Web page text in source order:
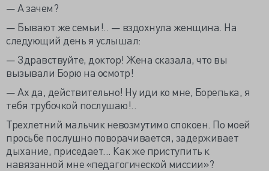
— А зачем?
— Бывают же семьи!.. — вздохнула женщина. На
следующий день я услышал:
— Здравствуйте, доктор! Жена сказала, что вы
вызывали Борю на осмотр!
— Ах да, действительно! Ну иди ко мне, Борепька, я
тебя трубочкой послушаю!..
Трехлетний мальчик невозмутимо спокоен. По моей
просьбе послушно поворачивается, задерживает
дыхание, приседает... Как же приступить к
навязанной мне «педагогической миссии»?